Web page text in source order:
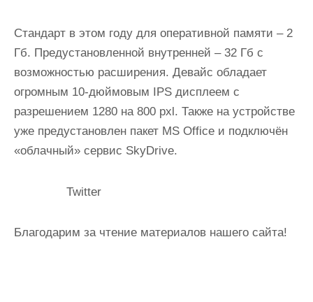
Стандарт в этом году для оперативной памяти – 2
Гб. Предустановленной внутренней – 32 Гб с
возможностью расширения. Девайс обладает
огромным 10-дюймовым IPS дисплеем с
разрешением 1280 на 800 pxl. Также на устройстве
уже предустановлен пакет MS Office и подключён
«облачный» сервис SkyDrive.
Twitter
Благодарим за чтение материалов нашего сайта!